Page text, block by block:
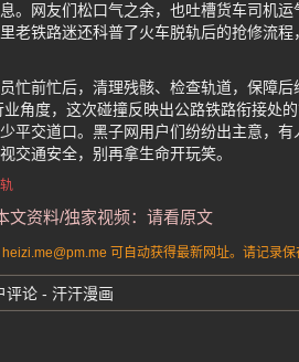
。网友们松口气之余，也吐槽货车司机
铁路迷还科普了火车脱轨后的抢修流程
忙前忙后，清理残骸、检查轨道，保障后
角度，这次碰撞反映出公路铁路衔接处
交道口。黑子网用户们纷纷出主意，有
交通安全，别再拿生命开玩笑。
文资料/独家视频：请看原文
可自动获得最新网址。请记录保
评论 - 汗汗漫画